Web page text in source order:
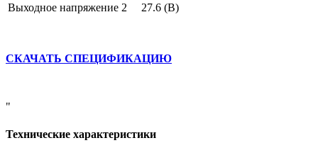
Выходное напряжение 2
27.6 (В)
СКАЧАТЬ СПЕЦИФИКАЦИЮ
"
Технические характеристики